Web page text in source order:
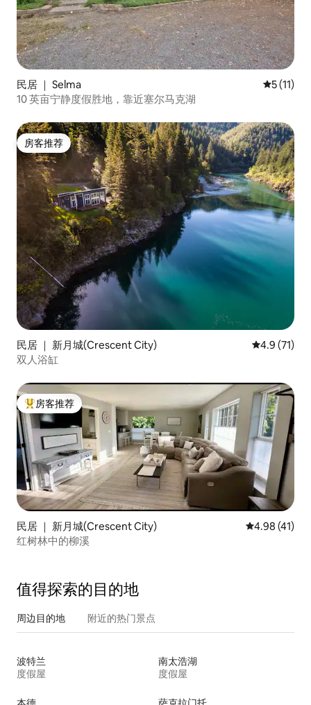
民居 ｜ Selma 平均评分
5 (11)
10 英亩宁静度假胜地，靠近塞尔马克湖
房客推荐
房客推荐
民居 ｜ 新月城(Crescent City) 平均评分
4.9 (71)
双人浴缸
热门「房客推荐」
房客推荐
民居 ｜ 新月城(Crescent City) 平均评分
4.98 (41)
红树林中的柳溪
值得探索的目的地
周边目的地 附近的热门景点
波特兰
度假屋
南太浩湖
度假屋